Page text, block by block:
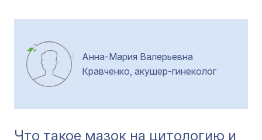
Анна-Мария Валерьевна
Кравченко, акушер-гинеколог
Что такое мазок на цитологию и